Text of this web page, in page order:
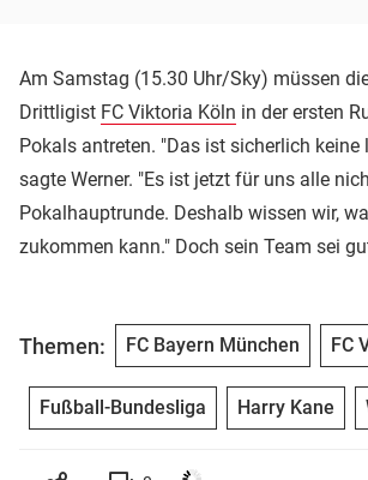
Am Samstag (15.30 Uhr/Sky) müssen
Drittligist FC Viktoria Köln in der ersten
Pokals antreten. "Das ist sicherlich keine
sagte Werner. "Es ist jetzt für uns alle
Pokalhauptrunde. Deshalb wissen wir,
zukommen kann." Doch sein Team sei
Themen: FC Bayern München FC
Fußball-Bundesliga Harry Kane